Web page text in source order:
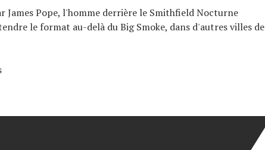
James Pope, l'homme derrière le Smithfield Nocturne
le format au-delà du Big Smoke, dans d'autres villes de